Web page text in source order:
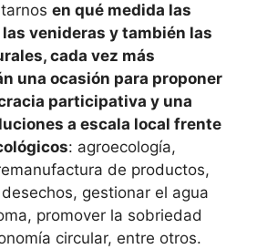
en qué medida las
venideras y también las
cada vez más
una ocasión para proponer
participativa y una
a escala local frente
: agroecología,
de productos,
gestionar el agua
promover la sobriedad
circular, entre otros.